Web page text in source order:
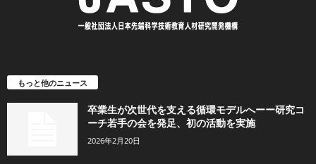
もっと他のニュース
卒業生が次世代を支える循環モデルへーー研究コ
ーチ若手の会を発足、初の活動を実施
2026年2月20日